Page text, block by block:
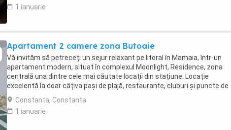
1 ianuarie
Apartament 2 camere zona Butoaie
Vă invităm să petreceți un sejur relaxant pe litoral în Mamaia, într-un
apartament modern, situat în complexul Moonlight, Residence, zona
centrală una dintre cele mai căutate locații din stațiune. Locație
excelentă la doar câțiva pași de plajă, restaurante, cluburi și puncte de
atracție. Etaj 8 ...
Constanta, Constanta
1 ianuarie